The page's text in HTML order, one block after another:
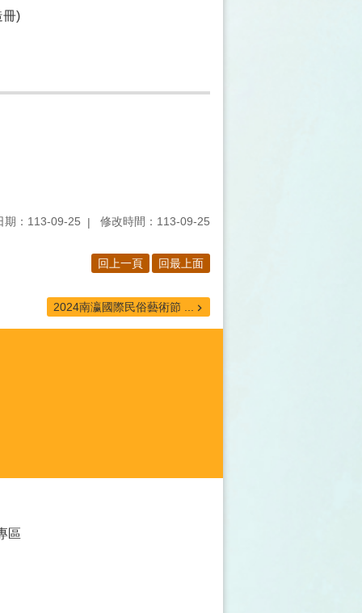
冊)
期：113-09-25 修改時間：113-09-25
回上一頁 回最上面
2024南瀛國際民俗藝術節 ...
區